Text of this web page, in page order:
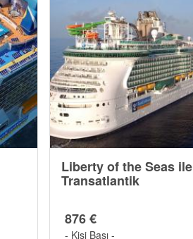
Liberty of the Seas ile
Transatlantik
876 €
- Kişi Başı -